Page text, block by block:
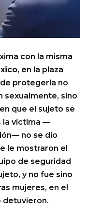
con la misma
, en la plaza
protegerla no
sexualmente, sino
que el sujeto se
la víctima —
no se dio
le mostraron el
de seguridad
y no fue sino
mujeres, en el
detuvieron.